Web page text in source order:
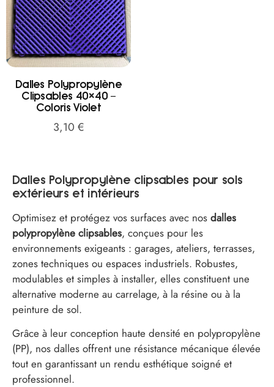
Dalles Polypropylène
Clipsables 40×40 –
Coloris Violet
3,10 €
Dalles Polypropylène clipsables pour sols
extérieurs et intérieurs
Optimisez et protégez vos surfaces avec nos dalles
polypropylène clipsables, conçues pour les
environnements exigeants : garages, ateliers, terrasses,
zones techniques ou espaces industriels. Robustes,
modulables et simples à installer, elles constituent une
alternative moderne au carrelage, à la résine ou à la
peinture de sol.
Grâce à leur conception haute densité en polypropylène
(PP), nos dalles offrent une résistance mécanique élevée
tout en garantissant un rendu esthétique soigné et
professionnel.